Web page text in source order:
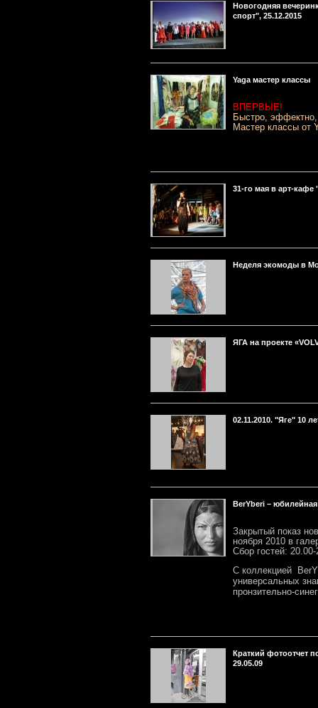
Новогодняя
спорт", 25.12.2015
Yaga мастер классы
ВПЕРВЫЕ!
Быстро, эффектно,
Мастер классы от
31-го мая в арт-кафе
Неделя экомоды в
ЯГА на проекте
02.11.2010. "Яге" 10
BerYberi –
Закрытый показ
ноября 2010 в
Сбор гостей:
С коллекцией
универсальных
пронзительно-
Краткий фотоотчет
29.05.09